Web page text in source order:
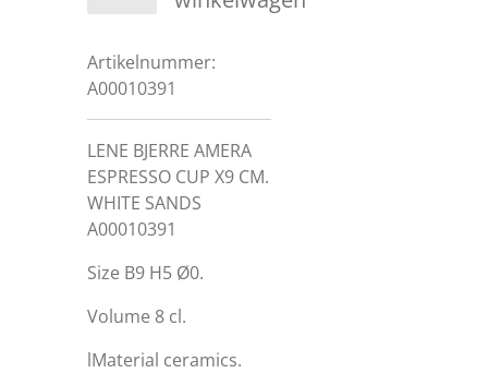
Artikelnummer:
A00010391
LENE BJERRE AMERA
ESPRESSO CUP X9 CM.
WHITE SANDS
A00010391
Size B9 H5 Ø0.
Volume 8 cl.
lMaterial ceramics.